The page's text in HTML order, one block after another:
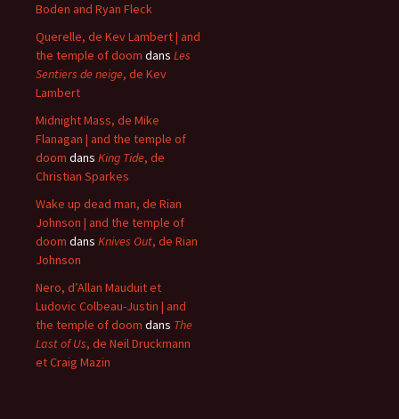
Boden and Ryan Fleck
Querelle, de Kev Lambert | and
the temple of doom dans Les
Sentiers de neige, de Kev
Lambert
Midnight Mass, de Mike
Flanagan | and the temple of
doom dans King Tide, de
Christian Sparkes
Wake up dead man, de Rian
Johnson | and the temple of
doom dans Knives Out, de Rian
Johnson
Nero, d’Allan Mauduit et
Ludovic Colbeau-Justin | and
the temple of doom dans The
Last of Us, de Neil Druckmann
et Craig Mazin